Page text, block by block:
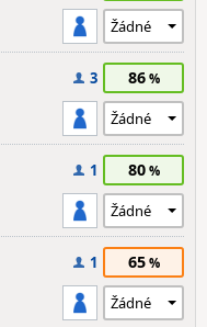
3 86
1 80
1 65